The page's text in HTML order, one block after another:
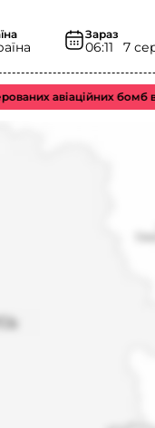
Зараз
06:11 7
авіаційних бомб